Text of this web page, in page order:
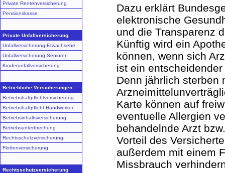
Private Rentenversicherung
Pensionskasse
Private Unfallversicherung
Unfallversicherung Erwachsene
Unfallversicherung Senioren
Kinderunfallversicherung
Betriebliche Versicherungen
Betriebshaftpflichtversicherung
Betriebshaftpflicht Handwerker
Betriebsinhaltsversicherung
Betriebsunterbrechung
Rechtsschutzversicherung
Flottenversicherung
Rechtsschutzversicherung
Dazu erklärt
elektronische
und die Transparenz
Künftig wird ein
können, wenn sich
ist ein
Denn jährlich sterben
Karte können auf
eventuelle Allergien
behandelnde Arzt
Vorteil des
außerdem mit einem
Missbrauch